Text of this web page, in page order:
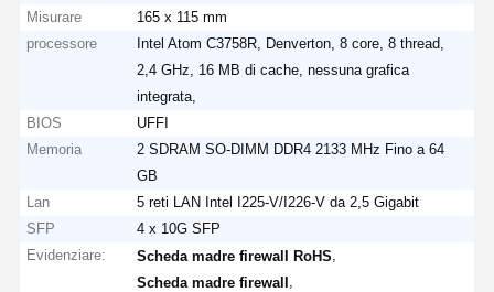
Misurare
165 x 115 mm
processore
Intel Atom C3758R, Denverton, 8 core, 8 thread,
2,4 GHz, 16 MB di cache, nessuna grafica
integrata,
BIOS
UFFI
Memoria
2 SDRAM SO-DIMM DDR4 2133 MHz Fino a 64
GB
Lan
5 reti LAN Intel I225-V/I226-V da 2,5 Gigabit
SFP
4 x 10G SFP
Evidenziare:
Scheda madre firewall RoHS
Scheda madre firewall